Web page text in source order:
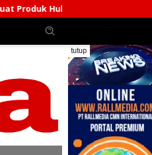
Bentuk AKD Pembahas
tutup